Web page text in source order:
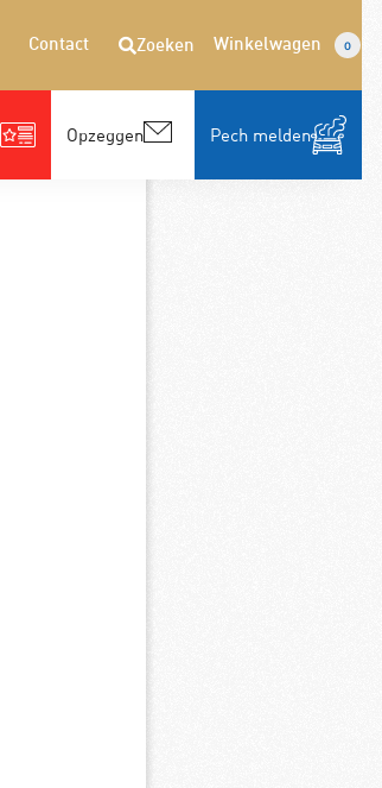
Contact Zoeken Winkelwagen 0
Opzeggen Pech melden